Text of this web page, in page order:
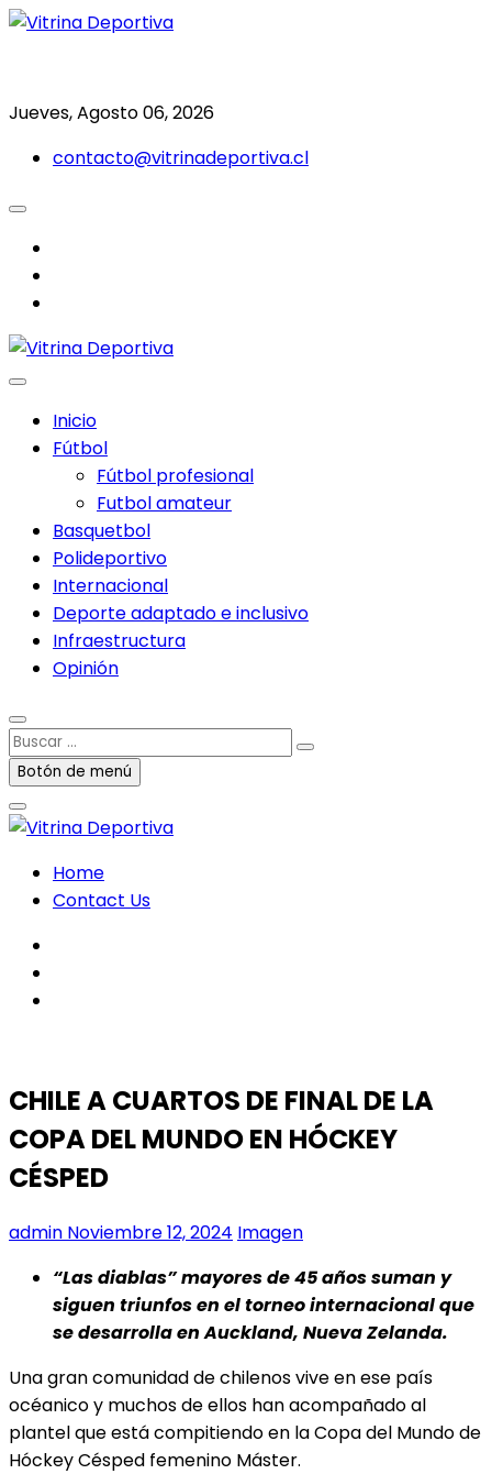
Saltar
Jueves, Agosto 06, 2026
contacto@vitrinadeportiva.cl
Inicio
Fútbol
Fútbol profesional
Futbol amateur
Basquetbol
Polideportivo
Internacional
Deporte adaptado e inclusivo
Infraestructura
Opinión
Buscar
…Botón de menú
Home
Contact Us
CHILE A CUARTOS DE FINAL DE LA
COPA DEL MUNDO EN HÓCKEY
CÉSPED
admin Noviembre 12, 2024 Imagen
“Las diablas” mayores de 45 años suman y
siguen triunfos en el torneo internacional que
se desarrolla en Auckland, Nueva Zelanda.
Una gran comunidad de chilenos vive en ese país
océanico y muchos de ellos han acompañado al
plantel que está compitiendo en la Copa del Mundo de
Hóckey Césped femenino Máster.